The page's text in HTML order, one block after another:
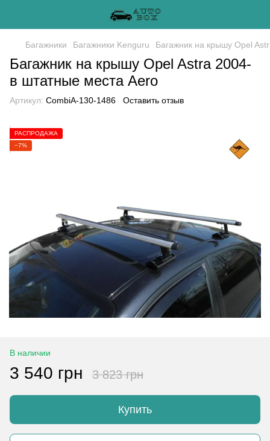
Багажники Багажники Kenguru Багажник на крышу Opel
Багажник на крышу Opel Astra 2004-
в штатные места Aero
Артикул: CombiA-130-1486 Оставить отзыв
РАСПРОДАЖА
−7%
В наличии
3 540 грн 3 823 грн
Купить